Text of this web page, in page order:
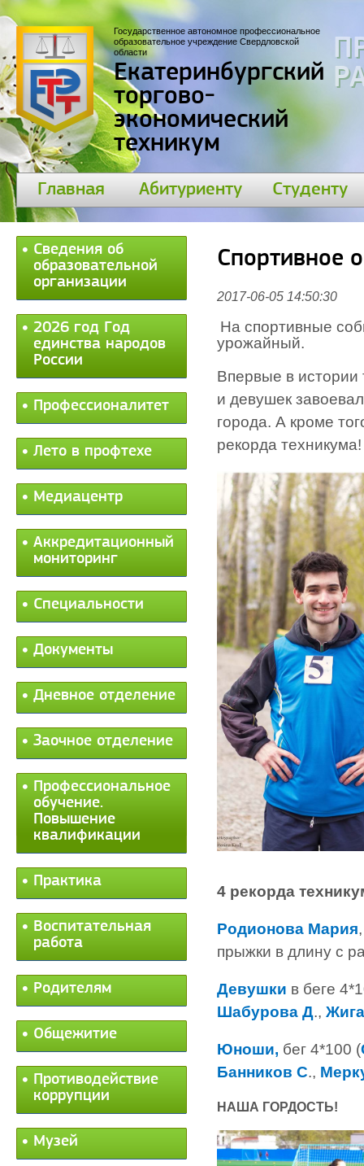
Государственное автономное профессиональное
образовательное учреждение Свердловской
области
Екатеринбургский
торгово-
экономический
техникум
Главная Абитуриенту Студенту
Сведения об
образовательной
организации
2026 год Год
единства народов
России
Профессионалитет
Лето в профтехе
Медиацентр
Аккредитационный
мониторинг
Специальности
Документы
Дневное отделение
Заочное отделение
Профессиональное
обучение.
Повышение
квалификации
Практика
Воспитательная
работа
Родителям
Общежитие
Противодействие
коррупции
Музей
Спортивное
2017-06-05 14:50:30
На спортивные
урожайный.
Впервые в
и девушек
города. А кроме
рекорда техникума!
4 рекорда
Родионова Мария
прыжки в длину с
Девушки в беге
Шабурова Д.,
Юноши, бег 4*100 (
Банников С.,
НАША ГОРДОСТЬ!